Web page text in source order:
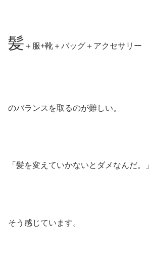
髪 ＋服+靴＋バッグ＋アクセサリー
のバランスを取るのが難しい。
「髪を変えていかないとダメなんだ。」
そう感じています。